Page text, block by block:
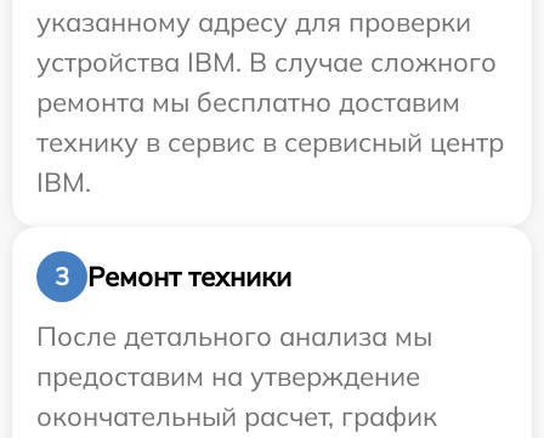
указанному адресу для проверки
устройства IBM. В случае сложного
ремонта мы бесплатно доставим
технику в сервис в сервисный центр
IBM.
3
Ремонт техники
После детального анализа мы
предоставим на утверждение
окончательный расчет, график